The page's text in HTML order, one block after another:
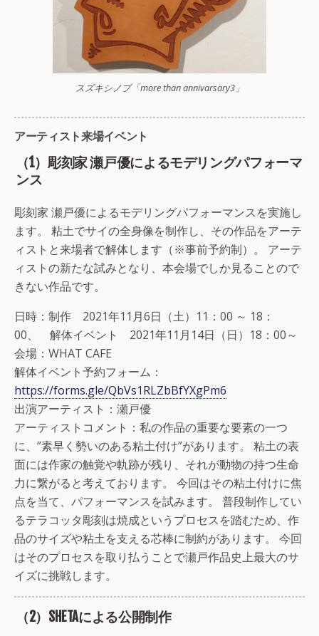
スズキシノブ「more than annivarsary3」
アーティスト来場イベント
（1）彫刻家 瀬戸優によるモデリングパフォーマ
ンス
彫刻家 瀬戸優によるモデリングパフォーマンスを実施し
ます。 粘土でサイの全身像を制作し、その作品をアーテ
ィストと来場者で解体します（※事前予約制）。 アーテ
ィストの新たな試みとなり、本会場でしか見ることので
きない作品です。
日時：制作 2021年11月6日（土）11：00 ～ 18：
00、 解体イベント 2021年11月14日（日）18：00～
会場：WHAT CAFE
解体イベント予約フォーム：
https://forms.gle/QbVs1RLZbBfYXgPm6
出演アーティスト：瀬戸優
アーティストコメント：私の作品の重要な要素の一つ
に、”素早く勢いのある粘土付け”があります。 粘土の表
面には作家の触覚や軌跡が残り、それが動物の持つ生命
力に繋がると考えております。 今回はその粘土付けに焦
点を当て、パフォーマンスを試みます。 普段制作してい
るテラコッタ彫刻は焼成というプロセスを踏むため、作
品のサイズや粘土を支える芯棒に制約があります。 今回
はそのプロセスを取り払うことで瀬戸作品史上最大のサ
イズに挑戦します。
（2）SHETAによる公開制作